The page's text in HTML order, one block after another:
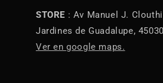
STORE : Av Manuel J.
Jardines de Guadalupe,
Ver en google maps.